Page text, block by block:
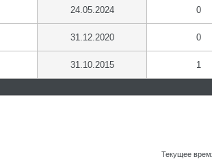
24.05.2024 0
31.12.2020 0
31.10.2015 1
Текущее